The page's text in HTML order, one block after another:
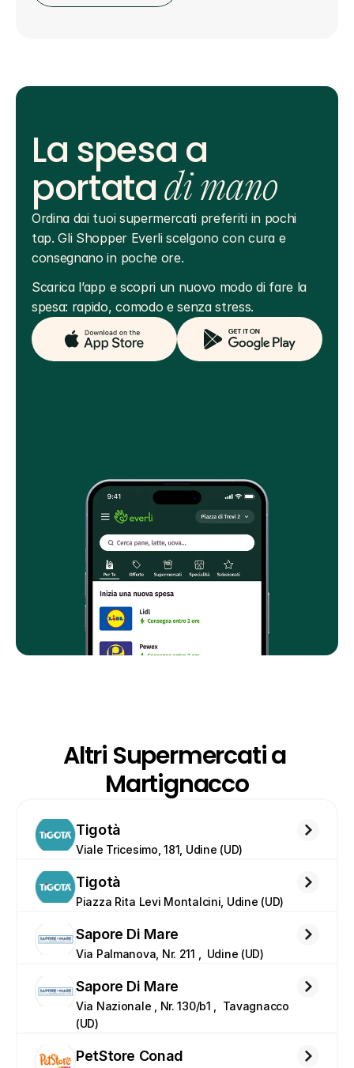
La spesa a
portatadi mano
Ordina dai tuoi supermercati preferiti in pochi
tap. Gli Shopper Everli scelgono con cura e
consegnano in poche ore.
Scarica l’app e scopri un nuovo modo di fare la
spesa: rapido, comodo e senza stress.
Altri Supermercati a
Martignacco
Tigotà
Viale Tricesimo, 181, Udine (UD)
Tigotà
Piazza Rita Levi Montalcini, Udine (UD)
Sapore Di Mare
Via Palmanova, Nr. 211 ,  Udine (UD)
Sapore Di Mare
Via Nazionale , Nr. 130/b1 ,  Tavagnacco
(UD)
PetStore Conad